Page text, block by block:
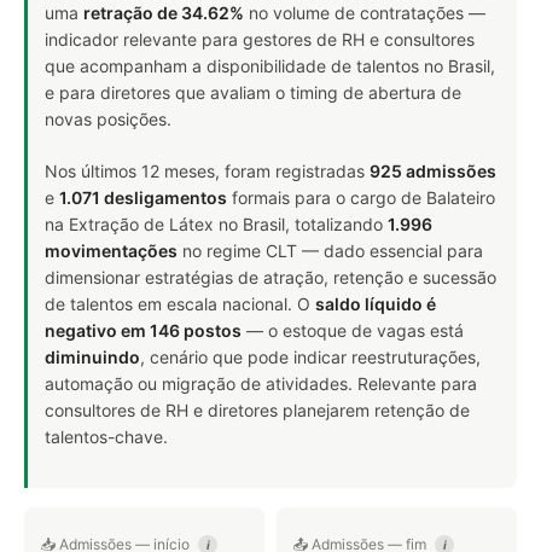
uma retração de 34.62% no volume de contratações —
indicador relevante para gestores de RH e consultores
que acompanham a disponibilidade de talentos no Brasil,
e para diretores que avaliam o timing de abertura de
novas posições.
Nos últimos 12 meses, foram registradas 925 admissões
e 1.071 desligamentos formais para o cargo de Balateiro
na Extração de Látex no Brasil, totalizando 1.996
movimentações no regime CLT — dado essencial para
dimensionar estratégias de atração, retenção e sucessão
de talentos em escala nacional. O saldo líquido é
negativo em 146 postos — o estoque de vagas está
diminuindo, cenário que pode indicar reestruturações,
automação ou migração de atividades. Relevante para
consultores de RH e diretores planejarem retenção de
talentos-chave.
📥 Admissões — início i 📤 Admissões — fim i